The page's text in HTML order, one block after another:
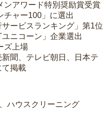
アワード特別奨励賞受賞
ャー100」に選出
ービスランキング」第1位
ニコーン」企業選出
ズ上場
聞、テレビ朝日、日本テ
て掲載
ハウスクリーニング